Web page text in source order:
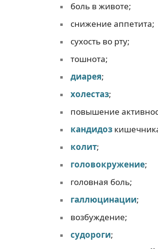
боль в животе;
снижение аппетита;
сухость во рту;
тошнота;
диарея;
холестаз;
повышение
кандидоз
колит;
головокружение;
головная боль;
галлюцинации;
возбуждение;
судороги;